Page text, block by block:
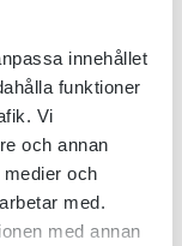
innehållet
funktioner
Vi
och annan
och
med.
med annan